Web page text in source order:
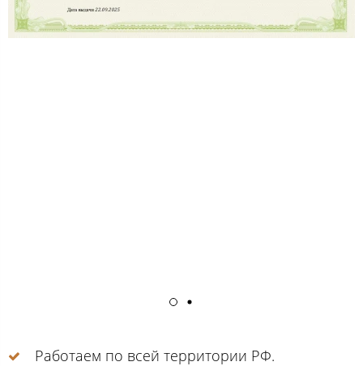
Работаем по всей территории РФ.